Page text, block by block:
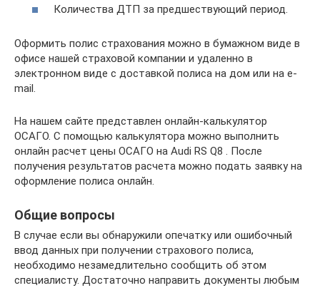
Количества ДТП за предшествующий период.
Оформить полис страхования можно в бумажном виде в
офисе нашей страховой компании и удаленно в
электронном виде с доставкой полиса на дом или на e-
mail.
На нашем сайте представлен онлайн-калькулятор
ОСАГО. С помощью калькулятора можно выполнить
онлайн расчет цены ОСАГО на Audi RS Q8 . После
получения результатов расчета можно подать заявку на
оформление полиса онлайн.
Общие вопросы
В случае если вы обнаружили опечатку или ошибочный
ввод данных при получении страхового полиса,
необходимо незамедлительно сообщить об этом
специалисту. Достаточно направить документы любым